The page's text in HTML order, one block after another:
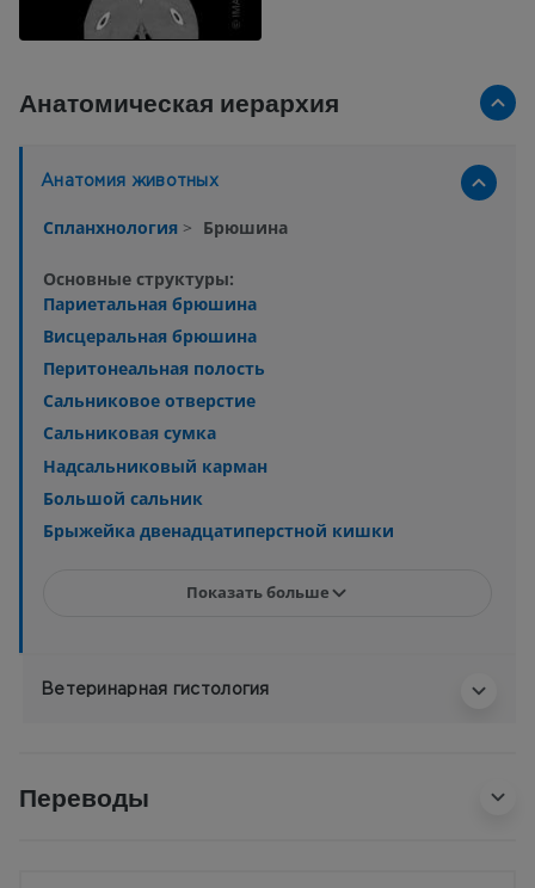
Анатомическая иерархия
Анатомия животных
Спланхнология > Брюшина
Основные структуры:
Париетальная брюшина
Висцеральная брюшина
Перитонеальная полость
Сальниковое отверстие
Сальниковая сумка
Надсальниковый карман
Большой сальник
Брыжейка двенадцатиперстной кишки
Показать больше
Ветеринарная гистология
Переводы